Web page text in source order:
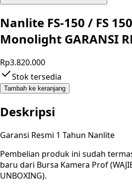
Nanlite FS-150 / FS
Monolight GARANSI
Rp3.820.000
Stok tersedia
Tambah ke keranjang
Deskripsi
Garansi Resmi 1 Tahun Nanlite
Pembelian produk ini sudah
baru dari Bursa Kamera Prof
UNBOXING).